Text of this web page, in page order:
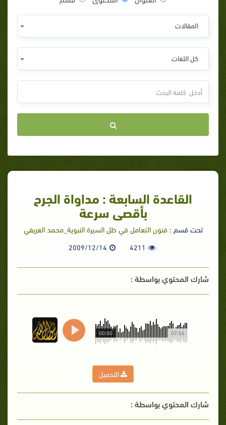
المقالات
كل اللغات
القاعدة السابعة : مداواة الجرح
بأقصى سرعة
تحت قسم : فنون التعامل في ظل السيرة النبوية_محمد العريفي
4211
2009/12/14
شارك المحتوي بواسطة :
07:56
00:00
التحميل
شارك المحتوي بواسطة :